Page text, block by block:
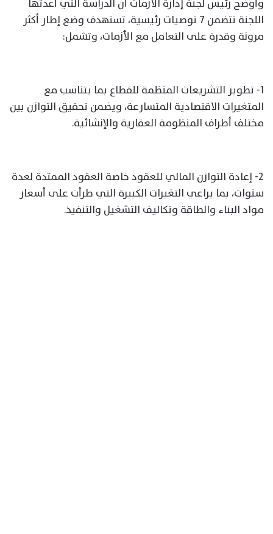
اللجنة تتضمن 7 توصيات رئيسية، تستهدف وضع إطار أكثر
مرونة وقدرة على التعامل مع الأزمات، وتشمل:
1- تطوير التشريعات المنظمة للقطاع بما يتناسب مع
المتغيرات الاقتصادية المتسارعة، ويضمن تحقيق التوازن بين
مختلف أطراف المنظومة العقارية والإنشائية.
2- إعادة التوازن المالي للعقود خاصة العقود الممتدة لعدة
سنوات، بما يراعي التغيرات الكبيرة التي طرأت على أسعار
مواد البناء والطاقة وتكاليف التشغيل والتنفيذ.